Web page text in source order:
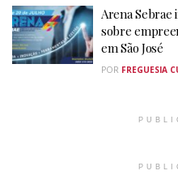
Arena
sobre
em São José
POR FREGUESIA